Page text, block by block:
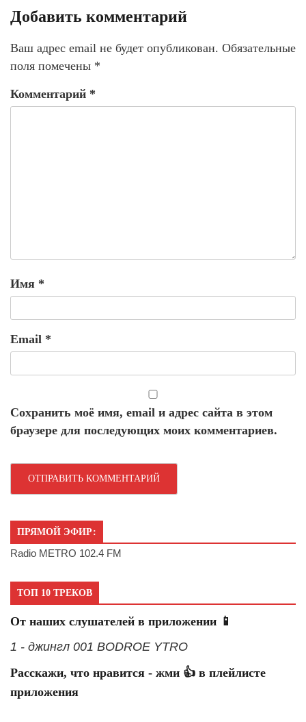
Добавить комментарий
Ваш адрес email не будет опубликован. Обязательные
поля помечены *
Комментарий *
Имя *
Email *
Сохранить моё имя, email и адрес сайта в этом
браузере для последующих моих комментариев.
ПРЯМОЙ ЭФИР:
Radio METRO 102.4 FM
ТОП 10 ТРЕКОВ
От наших слушателей в приложении 📱
1 - джингл 001 BODROE YTRO
Расскажи, что нравится - жми 👍 в плейлисте
приложения